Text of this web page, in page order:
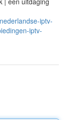
iptv-
iptv-